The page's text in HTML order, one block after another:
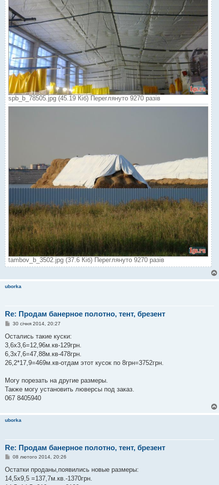
spb_b_78505.jpg (45.19 Кіб) Переглянуто 9270 разів
tambov_b_3502.jpg (37.6 Кіб) Переглянуто 9270 разів
uborka
Re: Продам банерное полотно, тент, брезент
П
в
д
о
л
н
я
30 січня 2014, 20:27
Остались такие куски:
3,6х3,6=12,96м.кв-129грн.
6,3х7,6=47,88м.кв-478грн.
26,2*17,9=469м.кв-отдам этот кусок по 8грн=3752грн.
Могу порезать на другие размеры.
Также могу установить люверсы под заказ.
067 8405940
uborka
Re: Продам банерное полотно, тент, брезент
П
в
д
08 лютого 2014, 20:26
Остатки проданы,появились новые размеры:
14,5х9,5 =137,7м.кв.-1370грн.